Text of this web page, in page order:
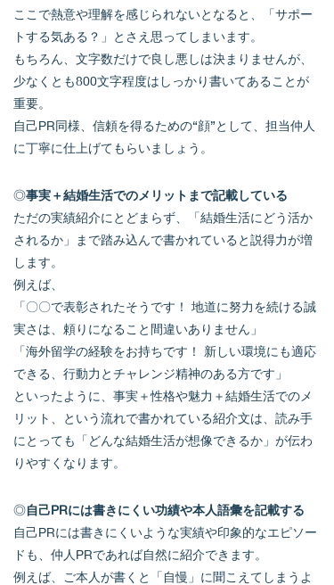
ここで熱意や理解を感じられないとなると、「サポー
トする気ある？」とさえ思ってしまいます。
もちろん、文字数だけで良し悪しは決まりませんが、
少なくとも800文字程度はしっかり書いてあることが
重要。
自己PR同様、信頼を得るための“顔”として、担当仲人
に丁寧に仕上げてもらいましょう。
◎事実＋結婚生活でのメリットまで記載している
ただの実績紹介にとどまらず、「結婚生活にどう活か
されるか」まで踏み込んで書かれていると説得力が増
します。
例えば、
「〇〇で表彰されたそうです！ 地道に努力を続ける誠
実さは、頼りになること間違いありません」
「海外留学の経験をお持ちです！ 新しい環境にも適応
できる、行動力とチャレンジ精神のある方です」
といったように、事実＋性格や魅力＋結婚生活でのメ
リット、という流れで書かれている紹介文は、読み手
にとっても「どんな結婚生活が想像できるか」が伝わ
りやすくなります。
◎自己PRには書きにくい功績や本人語彙を記載する
自己PRには書きにくいような実績や印象的なエピソー
ドも、仲人PRであれば自然に紹介できます。
例えば、ご本人が書くと「自慢」に聞こえてしまうよ